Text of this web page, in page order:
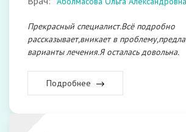
Прекрасный специалист.Всё подробно
рассказывает,вникает в
варианты лечения.Я осталась довольна.
Подробнее